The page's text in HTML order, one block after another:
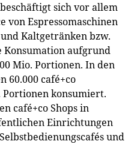
sich vor allem
von Espressomaschinen
Kaltgetränken bzw.
Konsumation aufgrund
Mio. Portionen. In den
60.000 café+co
konsumiert.
café+co Shops in
Einrichtungen
und